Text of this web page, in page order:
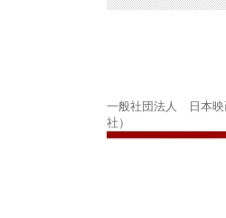
一般社団法人 日本映
社）